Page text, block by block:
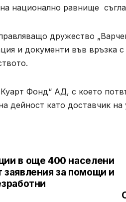
национално равнище
дружество
и документи във връзка
Фонд“ АД, с което
дейност като доставчик на
в още 400 населени
за помощи и